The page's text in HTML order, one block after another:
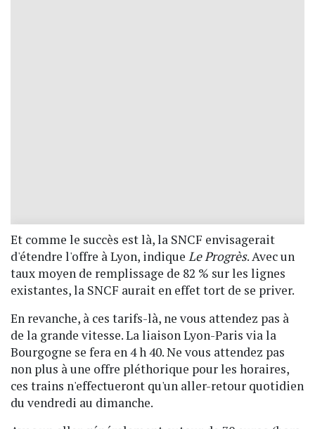
Et comme le succès est là, la SNCF envisagerait
d'étendre l'offre à Lyon, indique Le Progrès. Avec un
taux moyen de remplissage de 82 % sur les lignes
existantes, la SNCF aurait en effet tort de se priver.
En revanche, à ces tarifs-là, ne vous attendez pas à
de la grande vitesse. La liaison Lyon-Paris via la
Bourgogne se fera en 4 h 40. Ne vous attendez pas
non plus à une offre pléthorique pour les horaires,
ces trains n'effectueront qu'un aller-retour quotidien
du vendredi au dimanche.